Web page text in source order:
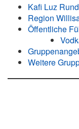
Kafi Luz
Region
Öffentliche
Weitere